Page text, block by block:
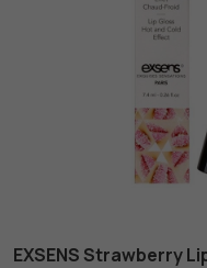
EXSENS Strawberry